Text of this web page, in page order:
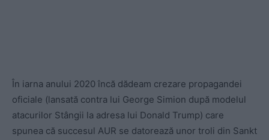
În iarna anului 2020 încă dădeam crezare propagandei
oficiale (lansată contra lui George Simion după modelul
atacurilor Stângii la adresa lui Donald Trump) care
spunea că succesul AUR se datorează unor troli din Sankt